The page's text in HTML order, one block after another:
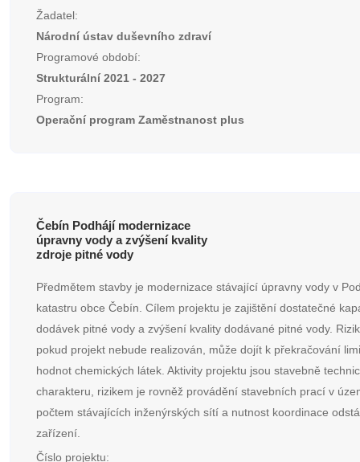
Žadatel:
Národní ústav duševního zdraví
Programové období:
Strukturální 2021 - 2027
Program:
Operační program Zaměstnanost plus
Čebín Podhájí modernizace
úpravny vody a zvýšení kvality
zdroje pitné vody
Předmětem stavby je modernizace stávající úpravny vody v
katastru obce Čebín. Cílem projektu je zajištění dostatečné
dodávek pitné vody a zvýšení kvality dodávané pitné vody.
pokud projekt nebude realizován, může dojít k překračování
hodnot chemických látek. Aktivity projektu jsou stavebně
charakteru, rizikem je rovněž provádění stavebních prací v
počtem stávajících inženýrských sítí a nutnost koordinace
zařízení.
Číslo projektu: